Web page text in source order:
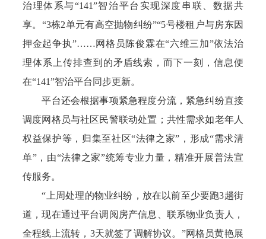
治理体系与“141”智治平台实现深度串联、数据共
享。“3栋2单元有高空抛物纠纷”“5号楼租户与房东因
押金起争执”……网格员陈俊霖在“六维三加”依法治
理体系上传排查到的矛盾线索，而下一刻，信息便
在“141”智治平台同步更新。
平台还会根据事项紧急程度分流，紧急纠纷直接
调度网格员与社区民警联动处置；共性需求如老年人
权益保护等，归集至社区“法律之家”，形成“需求清
单”，由“法律之家”统筹专业力量，精准开展普法宣
传服务。
“上周处理的物业纠纷，放在以前至少要跑3趟街
道，现在通过平台调阅房产信息、联系物业负责人，
全程线上流转，3天就签了调解协议。”网格员黄艳展